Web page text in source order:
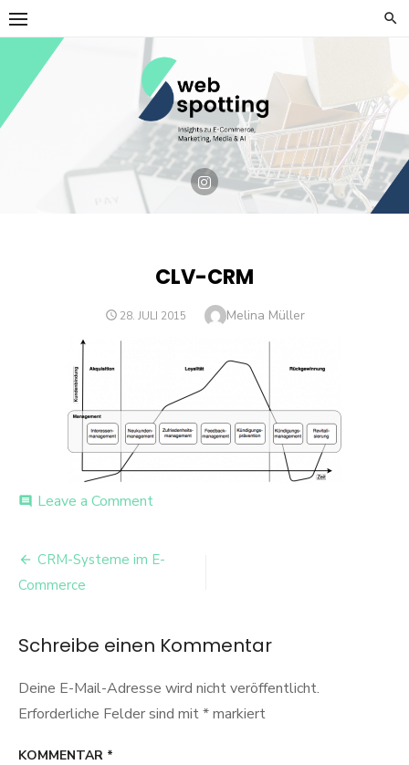
Skip
to
content
CLV-CRM
POSTED
28. JULI 2015 Author
Melina Müller
comment Leave a Commenton
Beitrags-
Navigation
CRM-Systeme im E-
Commerce
Schreibe einen Kommentar
Deine E-Mail-Adresse wird nicht veröffentlicht.
Erforderliche Felder sind mit*markiert
KOMMENTAR *